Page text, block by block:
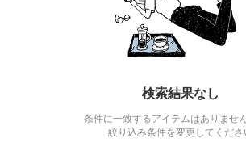
検索結果なし
条件に一致するアイテムはありませ
絞り込み条件を変更してくださ